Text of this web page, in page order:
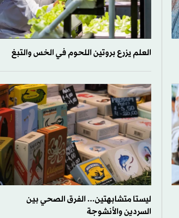
العلم يزرع بروتين اللحوم في الخس والتبغ
ليستا متشابهتين... الفرق الصحي بين
السردين والأنشوجة